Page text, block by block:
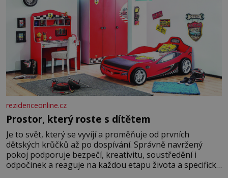
rezidenceonline.cz
Prostor, který roste s dítětem
Je to svět, který se vyvíjí a proměňuje od prvních
dětských krůčků až po dospívání. Správně navržený
pokoj podporuje bezpečí, kreativitu, soustředění i
odpočinek a reaguje na každou etapu života a specifické